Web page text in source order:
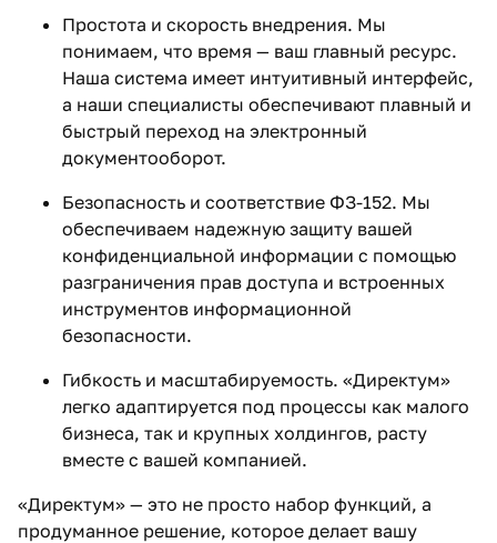
Простота и скорость внедрения. Мы
понимаем, что время — ваш главный ресурс.
Наша система имеет интуитивный интерфейс,
а наши специалисты обеспечивают плавный и
быстрый переход на электронный
документооборот.
Безопасность и соответствие ФЗ-152. Мы
обеспечиваем надежную защиту вашей
конфиденциальной информации с помощью
разграничения прав доступа и встроенных
инструментов информационной
безопасности.
Гибкость и масштабируемость. «Директум»
легко адаптируется под процессы как малого
бизнеса, так и крупных холдингов, расту
вместе с вашей компанией.
«Директум» — это не просто набор функций, а
продуманное решение, которое делает вашу